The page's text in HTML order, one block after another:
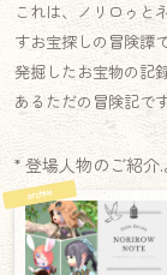
これは、ノリロゥと
すお宝探しの冒険譚
発掘したお宝物の記
あるただの冒険記で
* 登場人物のご紹介.